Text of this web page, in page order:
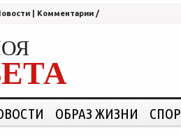
Комментарии /
ОБРАЗ ЖИЗНИ